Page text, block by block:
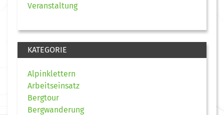
Veranstaltung
KATEGORIE
Alpinklettern
Arbeitseinsatz
Bergtour
Bergwanderung